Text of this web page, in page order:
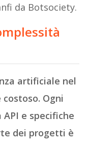
da Botsociety.
artificiale nel
Ogni
e specifiche
dei progetti è